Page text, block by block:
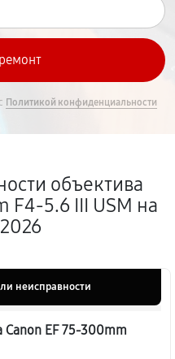
Политикой конфиденциальности
объектива
F4-5.6 III USM на
неисправности
Canon EF 75-300mm